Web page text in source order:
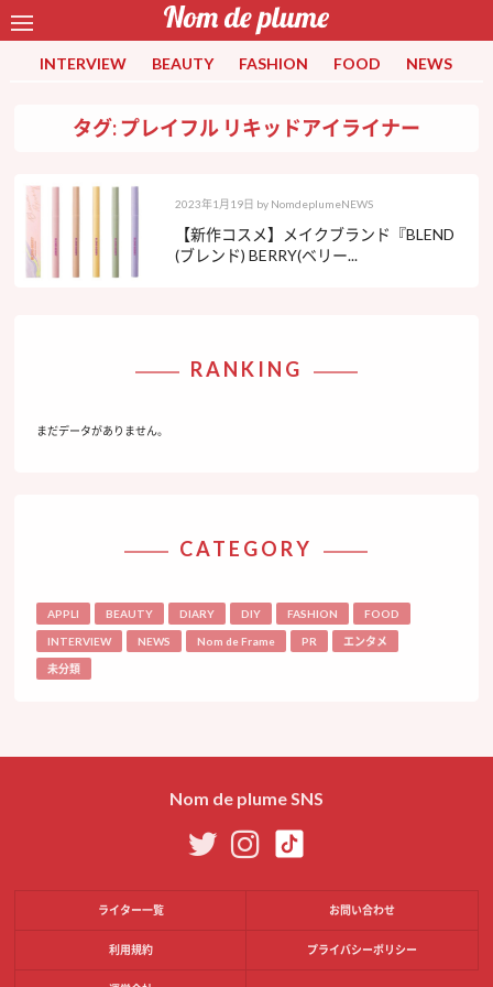
INTERVIEW BEAUTY FASHION FOOD NEWS
タグ: プレイフル リキッドアイライナー
2023年1月19日 by NomdeplumeNEWS
【新作コスメ】メイクブランド『BLEND
(ブレンド) BERRY(ベリー...
RANKING
まだデータがありません。
CATEGORY
APPLI BEAUTY DIARY DIY FASHION FOOD
INTERVIEW NEWS Nom de Frame PR エンタメ
未分類
Nom de plume SNS
ライター一覧 お問い合わせ
利用規約 プライバシーポリシー